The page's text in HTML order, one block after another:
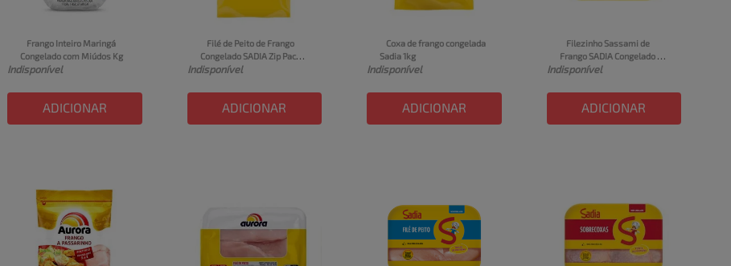
Frango Inteiro Maringá
Congelado com Miúdos Kg
Indisponível
ADICIONAR
Filé de Peito de Frango
Congelado SADIA Zip Pacote
1kg
Indisponível
ADICIONAR
Coxa de frango congelada
Sadia 1kg
Indisponível
ADICIONAR
Filezinho Sassami de
Frango SADIA Congelado
Bandeja 1kg
Indisponível
ADICIONAR